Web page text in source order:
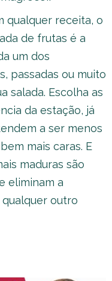
qualquer receita, o
de frutas é a
um dos
passadas ou muito
salada. Escolha as
da estação, já
a ser menos
mais caras. E
maduras são
eliminam a
outro